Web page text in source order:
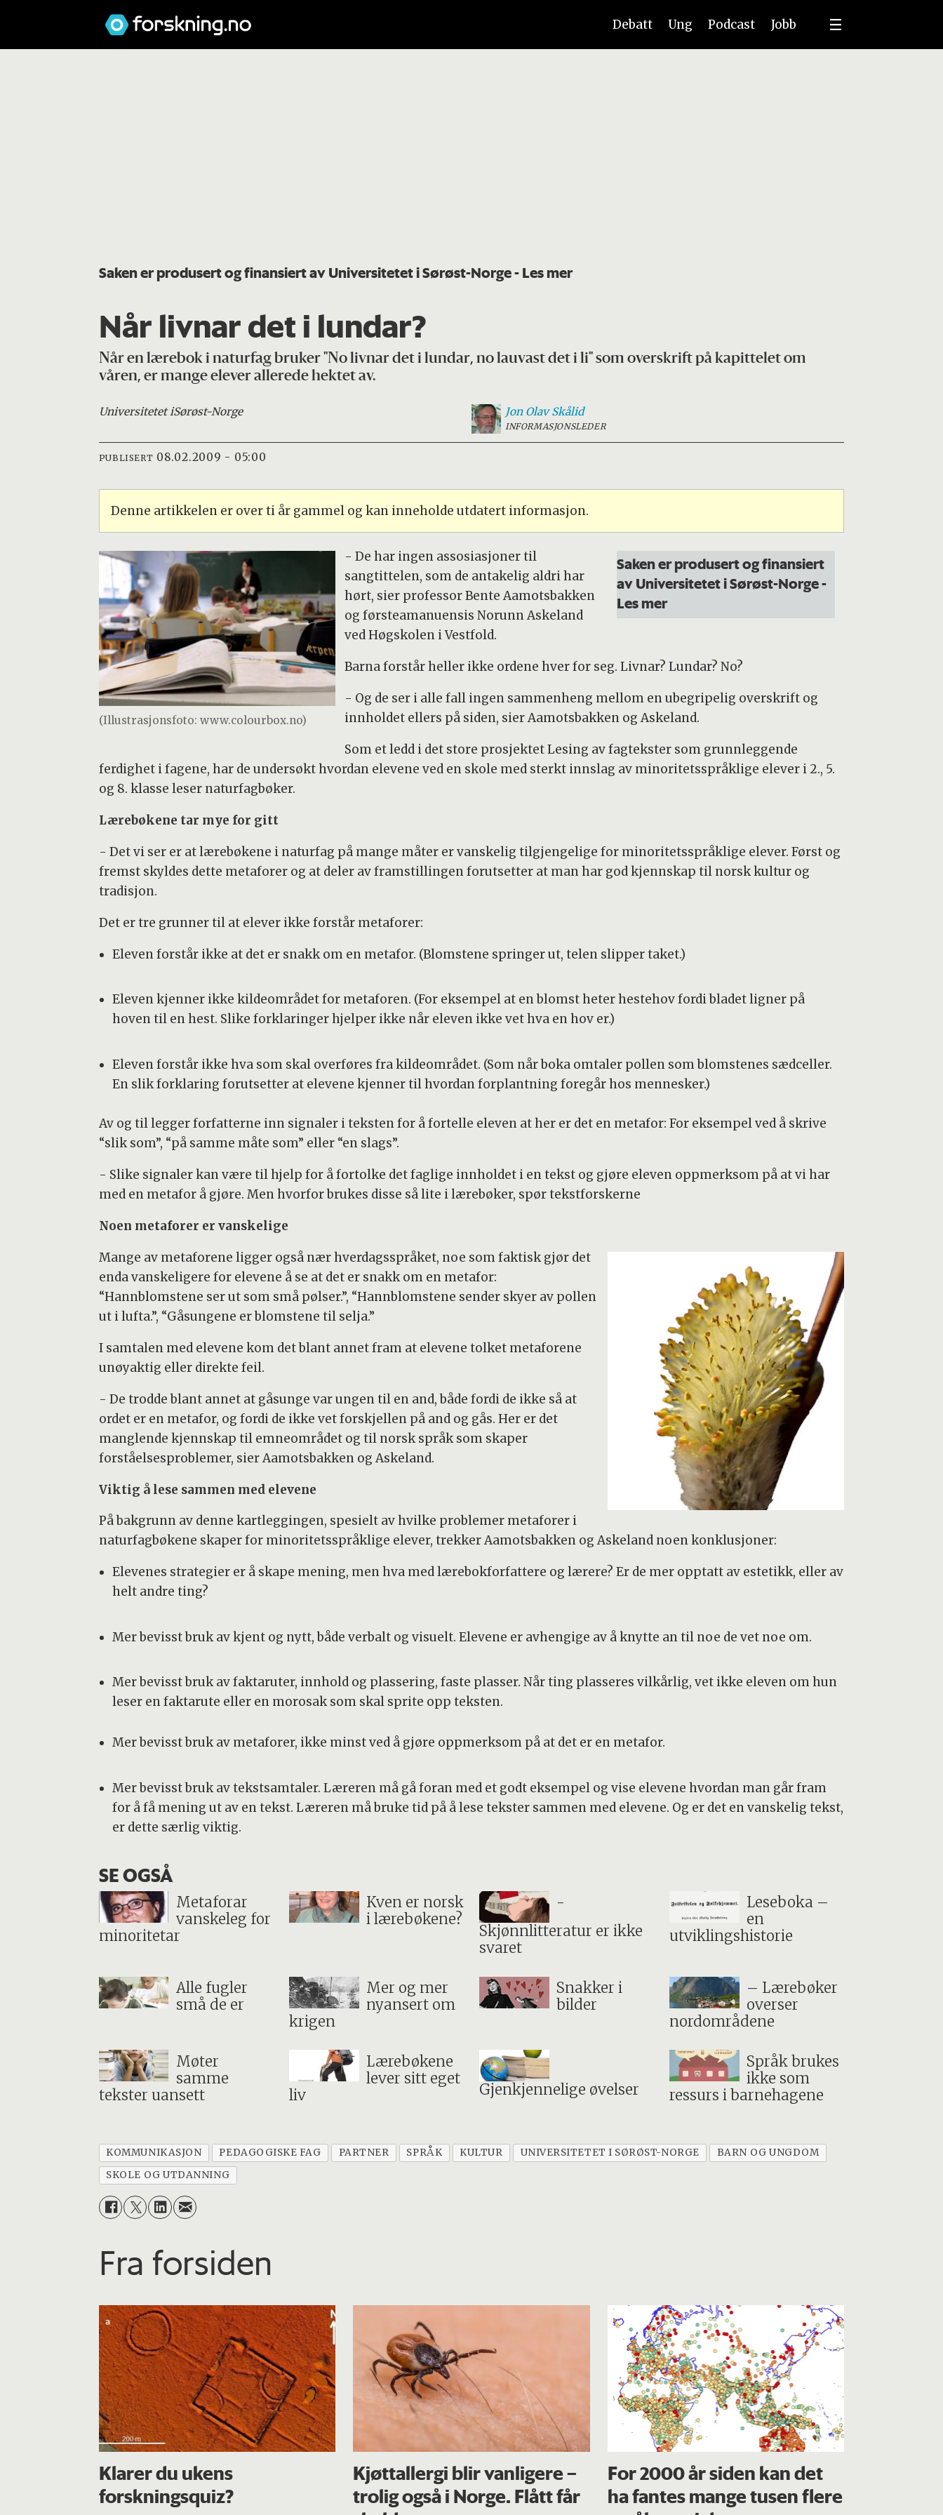
Debatt Ung Podcast Jobb
Saken er produsert og finansiert av Universitetet i Sørøst-Norge- Les mer
Når livnar det i lundar?
Når en lærebok i naturfag bruker "No livnar det i lundar, no lauvast det i li" som overskrift på kapittelet om
våren, er mange elever allerede hektet av.
Universitetet iSørøst-Norge Jon Olav Skålid
INFORMASJONSLEDER
PUBLISERT 08.02.2009 - 05:00
Denne artikkelen er over ti år gammel og kan inneholde utdatert informasjon.
Saken er produsert og finansiert
av Universitetet i Sørøst-Norge-
Les mer
(Illustrasjonsfoto: www.colourbox.no)
- De har ingen assosiasjoner til
sangtittelen, som de antakelig aldri har
hørt, sier professor Bente Aamotsbakken
og førsteamanuensis Norunn Askeland
ved Høgskolen i Vestfold.
Barna forstår heller ikke ordene hver for seg. Livnar? Lundar? No?
- Og de ser i alle fall ingen sammenheng mellom en ubegripelig overskrift og
innholdet ellers på siden, sier Aamotsbakken og Askeland.
Som et ledd i det store prosjektet Lesing av fagtekster som grunnleggende
ferdighet i fagene, har de undersøkt hvordan elevene ved en skole med sterkt innslag av minoritetsspråklige elever i 2., 5.
og 8. klasse leser naturfagbøker.
Lærebøkene tar mye for gitt
- Det vi ser er at lærebøkene i naturfag på mange måter er vanskelig tilgjengelige for minoritetsspråklige elever. Først og
fremst skyldes dette metaforer og at deler av framstillingen forutsetter at man har god kjennskap til norsk kultur og
tradisjon.
Det er tre grunner til at elever ikke forstår metaforer:
Eleven forstår ikke at det er snakk om en metafor. (Blomstene springer ut, telen slipper taket.)
Eleven kjenner ikke kildeområdet for metaforen. (For eksempel at en blomst heter hestehov fordi bladet ligner på
hoven til en hest. Slike forklaringer hjelper ikke når eleven ikke vet hva en hov er.)
Eleven forstår ikke hva som skal overføres fra kildeområdet. (Som når boka omtaler pollen som blomstenes sædceller.
En slik forklaring forutsetter at elevene kjenner til hvordan forplantning foregår hos mennesker.)
Av og til legger forfatterne inn signaler i teksten for å fortelle eleven at her er det en metafor: For eksempel ved å skrive
“slik som”, “på samme måte som” eller “en slags”.
- Slike signaler kan være til hjelp for å fortolke det faglige innholdet i en tekst og gjøre eleven oppmerksom på at vi har
med en metafor å gjøre. Men hvorfor brukes disse så lite i lærebøker, spør tekstforskerne
Noen metaforer er vanskelige
Mange av metaforene ligger også nær hverdagsspråket, noe som faktisk gjør det
enda vanskeligere for elevene å se at det er snakk om en metafor:
“Hannblomstene ser ut som små pølser.”, “Hannblomstene sender skyer av pollen
ut i lufta.”, “Gåsungene er blomstene til selja.”
I samtalen med elevene kom det blant annet fram at elevene tolket metaforene
unøyaktig eller direkte feil.
- De trodde blant annet at gåsunge var ungen til en and, både fordi de ikke så at
ordet er en metafor, og fordi de ikke vet forskjellen på and og gås. Her er det
manglende kjennskap til emneområdet og til norsk språk som skaper
forståelsesproblemer, sier Aamotsbakken og Askeland.
Viktig å lese sammen med elevene
På bakgrunn av denne kartleggingen, spesielt av hvilke problemer metaforer i
naturfagbøkene skaper for minoritetsspråklige elever, trekker Aamotsbakken og Askeland noen konklusjoner:
Elevenes strategier er å skape mening, men hva med lærebokforfattere og lærere? Er de mer opptatt av estetikk, eller av
helt andre ting?
Mer bevisst bruk av kjent og nytt, både verbalt og visuelt. Elevene er avhengige av å knytte an til noe de vet noe om.
Mer bevisst bruk av faktaruter, innhold og plassering, faste plasser. Når ting plasseres vilkårlig, vet ikke eleven om hun
leser en faktarute eller en morosak som skal sprite opp teksten.
Mer bevisst bruk av metaforer, ikke minst ved å gjøre oppmerksom på at det er en metafor.
Mer bevisst bruk av tekstsamtaler. Læreren må gå foran med et godt eksempel og vise elevene hvordan man går fram
for å få mening ut av en tekst. Læreren må bruke tid på å lese tekster sammen med elevene. Og er det en vanskelig tekst,
er dette særlig viktig.
SE OGSÅ
Metaforar
vanskeleg for
minoritetar
Kven er norsk
i lærebøkene?
-
Skjønnlitteratur er ikke
svaret
Leseboka –
en
utviklingshistorie
Alle fugler
små de er
Mer og mer
nyansert om
krigen
Snakker i
bilder
– Lærebøker
overser
nordområdene
Møter
samme
tekster uansett
Lærebøkene
lever sitt eget
liv
Gjenkjennelige øvelser
Språk brukes
ikke som
ressurs i barnehagene
KOMMUNIKASJON PEDAGOGISKE FAG PARTNER SPRÅK KULTUR UNIVERSITETET I SØRØST-NORGE
BARN OG UNGDOM
SKOLE OG UTDANNING
Fra forsiden
Klarer du ukens
forskningsquiz?
Kjøttallergi blir vanligere –
trolig også i Norge. Flått får
For 2000 år siden kan det
ha fantes mange tusen flere